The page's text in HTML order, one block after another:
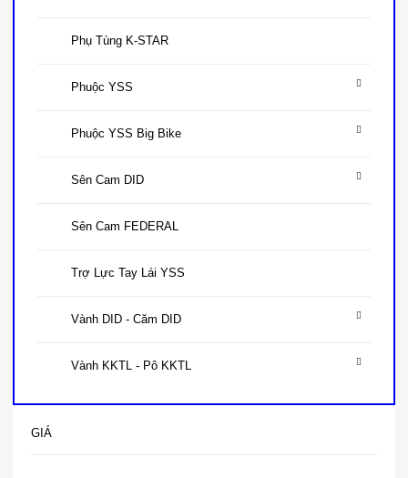
Phụ Tùng K-STAR
Phuộc YSS
Phuộc YSS Big Bike
Sên Cam DID
Sên Cam FEDERAL
Trợ Lực Tay Lái YSS
Vành DID - Căm DID
Vành KKTL - Pô KKTL
GIÁ